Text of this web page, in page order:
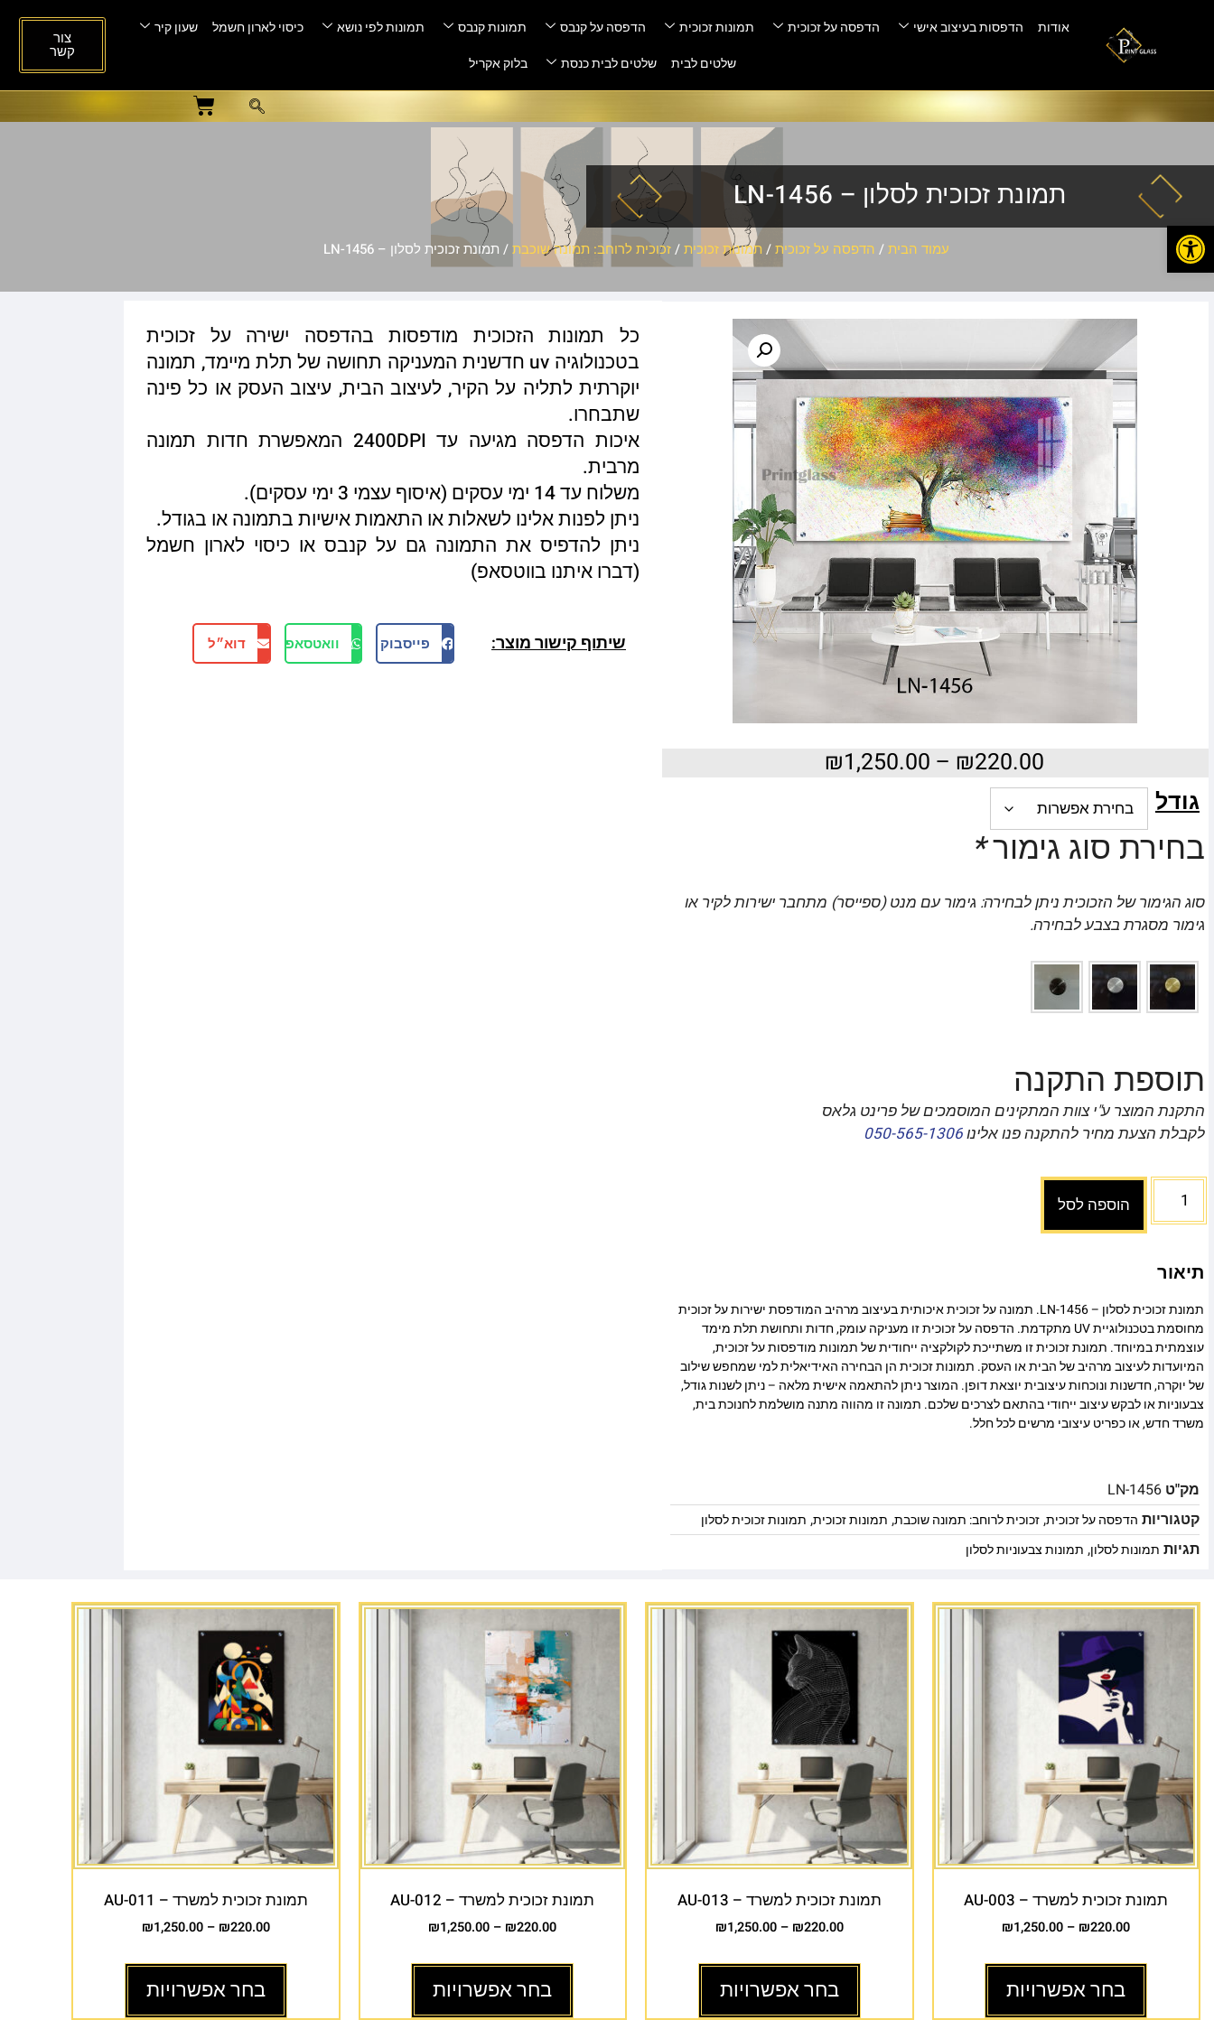
פתח סרגל נגישות
אודות הדפסות בעיצוב אישי הדפסה על זכוכית תמונות זכוכית הדפסה על קנבס תמונות קנבס תמונות לפי נושא כיסוי לארון חשמל
שעון קיר
שלטים לבית
שלטים לבית כנסת בלוק אקריל
צור
קשר
תמונת זכוכית לסלון – LN-1456
עמוד הבית/ הדפסה על זכוכית/ תמונות זכוכית/זכוכית לרוחב: תמונה שוכבת/ תמונת זכוכית לסלון – LN-1456
₪220.00
–
₪1,250.00
גודל
בחירת סוג גימור*
סוג הגימור של הזכוכית ניתן לבחירה: גימור עם מנט (ספייסר) מתחבר ישירות לקיר או
גימור מסגרת בצבע לבחירה.
תוספת התקנה
התקנת המוצר ע"י צוות המתקינים המוסמכים של פרינט גלאס
לקבלת הצעת מחיר להתקנה פנו אלינו050-565-1306
הוספה לסל
תיאור
תמונת זכוכית לסלון – LN-1456. תמונה על זכוכית איכותית בעיצוב מרהיב המודפסת ישירות על זכוכית
מחוסמת בטכנולוגיית UV מתקדמת. הדפסה על זכוכית זו מעניקה עומק, חדות ותחושת תלת מימד
עוצמתית במיוחד. תמונת זכוכית זו משתייכת לקולקציה ייחודית של תמונות מודפסות על זכוכית,
המיועדות לעיצוב מרהיב של הבית או העסק. תמונות זכוכית הן הבחירה האידיאלית למי שמחפש שילוב
של יוקרה, חדשנות ונוכחות עיצובית יוצאת דופן. המוצר ניתן להתאמה אישית מלאה – ניתן לשנות גודל,
צבעוניות או לבקש עיצוב ייחודי בהתאם לצרכים שלכם. תמונה זו מהווה מתנה מושלמת לחנוכת בית,
משרד חדש, או כפריט עיצובי מרשים לכל חלל.
מק"טLN-1456
קטגוריות הדפסה על זכוכית,זכוכית לרוחב: תמונה שוכבת, תמונות זכוכית, תמונות זכוכית לסלון
תגיות תמונות לסלון, תמונות צבעוניות לסלון
כל תמונות הזכוכית מודפסות בהדפסה ישירה על זכוכית
בטכנולוגיה uv חדשנית המעניקה תחושה של תלת מיימד, תמונה
יוקרתית לתליה על הקיר, לעיצוב הבית, עיצוב העסק או כל פינה
שתבחרו.
איכות הדפסה מגיעה עד 2400DPI המאפשרת חדות תמונה
מרבית.
משלוח עד 14 ימי עסקים (איסוף עצמי 3 ימי עסקים).
ניתן לפנות אלינו לשאלות או התאמות אישיות בתמונה או בגודל.
ניתן להדפיס את התמונה גם על קנבס או כיסוי לארון חשמל
(דברו איתנו בווטסאפ)
שיתוף קישור מוצר: פייסבוק וואטסאפ דוא״ל
תמונת זכוכית למשרד – AU-003
₪220.00
–
₪1,250.00
בחר אפשרויות
תמונת זכוכית למשרד – AU-013
₪220.00
–
₪1,250.00
בחר אפשרויות
תמונת זכוכית למשרד – AU-012
₪220.00
–
₪1,250.00
בחר אפשרויות
תמונת זכוכית למשרד – AU-011
₪220.00
–
₪1,250.00
בחר אפשרויות